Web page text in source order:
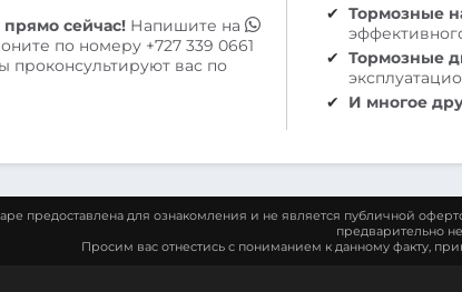
сейчас! Напишите на
по номеру +727 339 0661
вас по
Тормозные
Тормозные
И многое
предоставлена для ознакомления и не является публичной
предварительно
Просим вас отнестись с пониманием к данному факту,